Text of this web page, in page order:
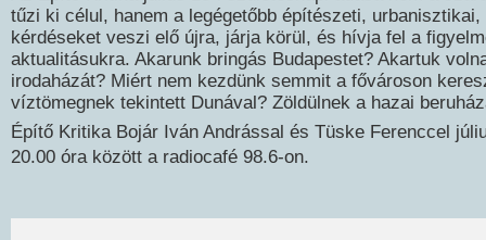
tűzi ki célul, hanem a legégetőbb építészeti, urbanisztikai,
kérdéseket veszi elő újra, járja körül, és hívja fel a
aktualitásukra. Akarunk bringás Budapestet? Akartuk
irodaházát? Miért nem kezdünk semmit a fővároson
víztömegnek tekintett Dunával? Zöldülnek a hazai
Építő Kritika Bojár Iván Andrással és Tüske Ferenccel
20.00 óra között a radiocafé 98.6-on.